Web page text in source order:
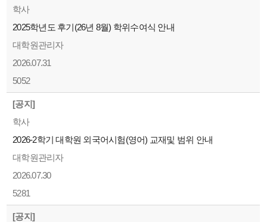
학사
2025학년도 후기(26년 8월) 학위수여식 안내
대학원관리자
2026.07.31
5052
[공지]
학사
2026-2학기 대학원 외국어시험(영어) 교재및 범위 안내
대학원관리자
2026.07.30
5281
[공지]